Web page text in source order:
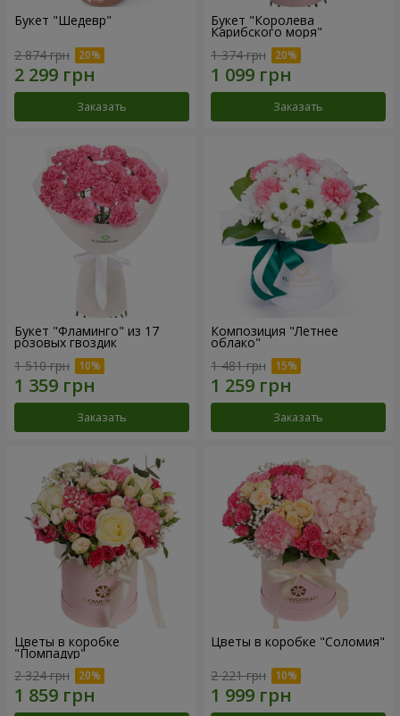
Букет "Шедевр"
2 874 грн
Заказать
Букет "Королева
Карибского моря"
1 374 грн
Заказать
Букет "Фламинго" из 17
розовых гвоздик
1 510 грн
Заказать
Композиция "Летнее
облако"
1 481 грн
Заказать
Цветы в коробке
"Помпадур"
2 324 грн
Цветы в коробке "Соломия"
2 221 грн